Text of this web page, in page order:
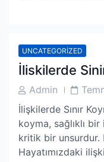
UNCATEGORIZED
İliskilerde
PostAdmin
Post
İlişkilerde Sınır
koyma, sağlıklı bir
kritik bir unsurdur.
Hayatımızdaki